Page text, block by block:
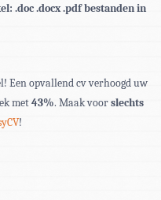
.doc .docx .pdf bestanden in
Een opvallend cv verhoogd uw
met43%. Maak voorslechts
!